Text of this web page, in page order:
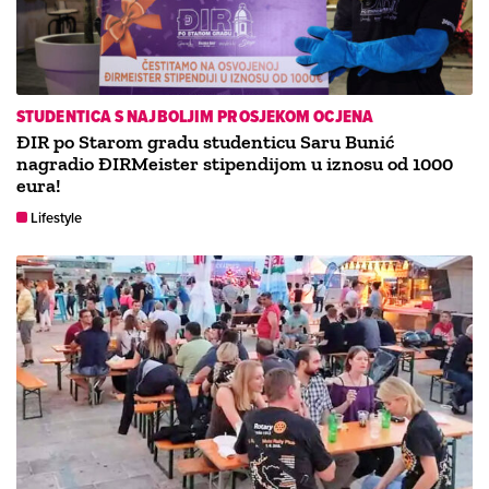
STUDENTICA S NAJBOLJIM PROSJEKOM OCJENA
ĐIR po Starom gradu studenticu Saru Bunić
nagradio ĐIRMeister stipendijom u iznosu od 1000
eura!
Lifestyle